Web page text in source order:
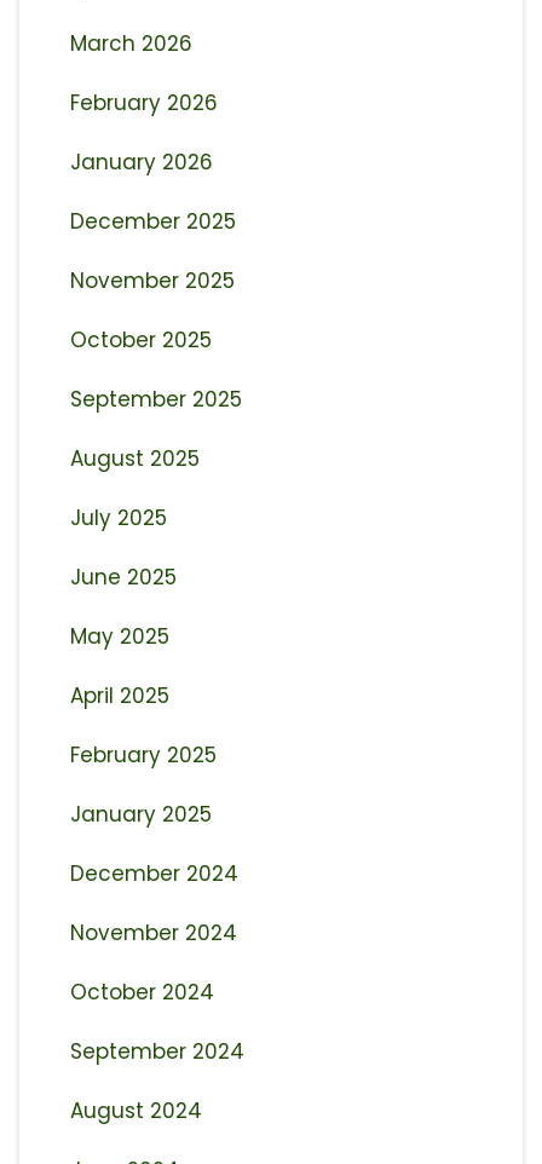
March 2026
February 2026
January 2026
December 2025
November 2025
October 2025
September 2025
August 2025
July 2025
June 2025
May 2025
April 2025
February 2025
January 2025
December 2024
November 2024
October 2024
September 2024
August 2024